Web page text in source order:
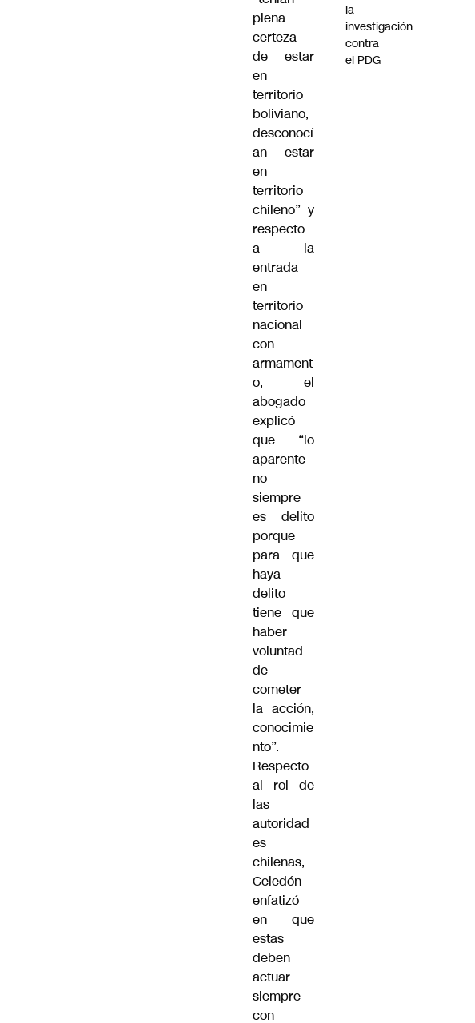
plena
certeza
de estar
en
territorio
boliviano,
desconocí
an estar
en
territorio
chileno” y
respecto
a la
entrada
en
territorio
nacional
con
armament
o, el
abogado
explicó
que “lo
aparente
no
siempre
es delito
porque
para que
haya
delito
tiene que
haber
voluntad
de
cometer
la acción,
conocimie
nto”.
Respecto
al rol de
las
autoridad
es
chilenas,
Celedón
enfatizó
en que
estas
deben
actuar
siempre
con
la
investigación
contra
el PDG